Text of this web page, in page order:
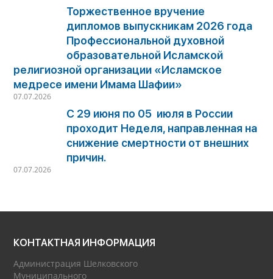
Торжественное вручение
дипломов выпускникам 2026 года
Профессиональной духовной
образовательной Исламской
религиозной организации «Исламское
медресе имени Имама Шафии»
07.07.2026
С 29 июня по 05 июля в России
проходит Неделя, направленная на
снижение смертности от внешних
причин.
07.07.2026
КОНТАКТНАЯ ИНФОРМАЦИЯ
Администрация Шелковского
Муниципального